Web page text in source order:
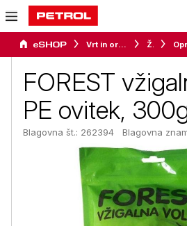
Vrt in orodje Žari
FOREST
PE ovitek,
Blagovna št.: 262394 Blagovna